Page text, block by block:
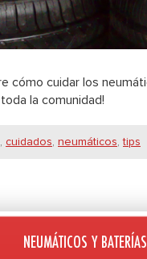
cómo cuidar los
la comunidad!
, cuidados, neumáticos,tips
NEUMÁTICOS Y BATERÍAS